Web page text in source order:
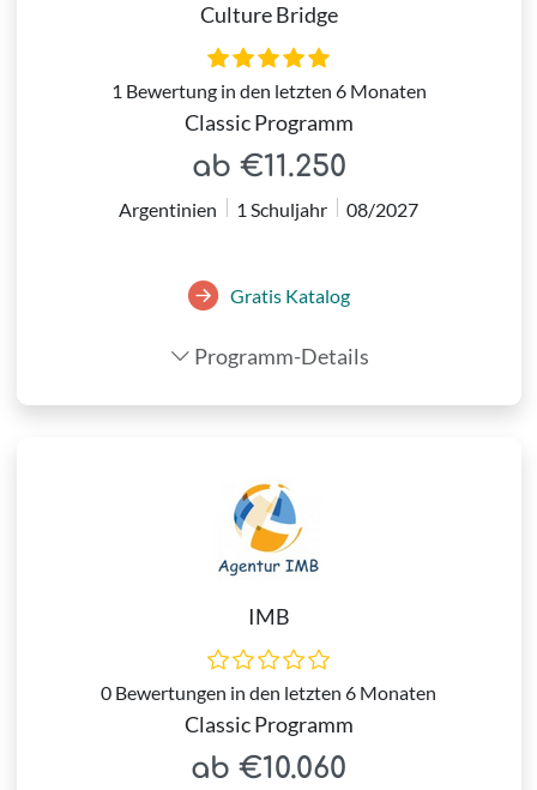
Culture Bridge
1 Bewertung in den letzten 6 Monaten
Classic Programm
ab €11.250
Argentinien 1 Schuljahr 08/2027
Gratis Katalog
Programm-Details
IMB
0 Bewertungen in den letzten 6 Monaten
Classic Programm
ab €10.060